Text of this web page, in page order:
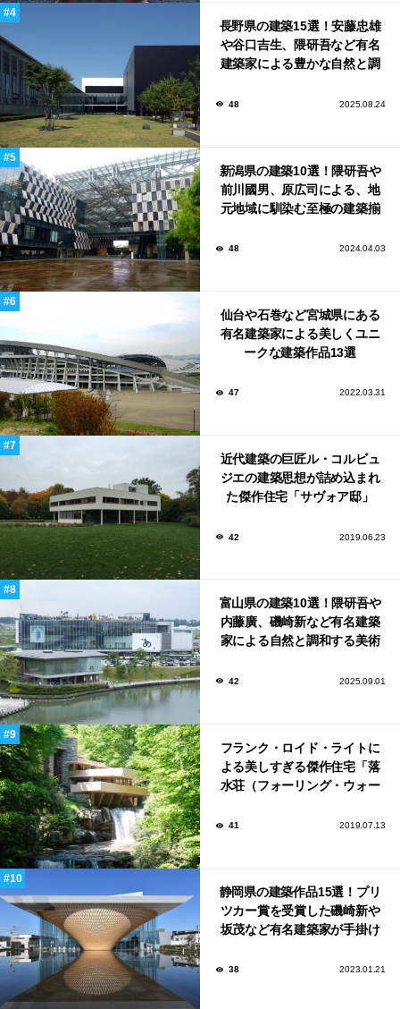
長野県の建築15選！安藤忠雄
や谷口吉生、隈研吾など有名
建築家による豊かな自然と調
48 2025.08.24
新潟県の建築10選！隈研吾や
前川國男、原広司による、地
元地域に馴染む至極の建築揃
48 2024.04.03
仙台や石巻など宮城県にある
有名建築家による美しくユニ
ークな建築作品13選
47 2022.03.31
近代建築の巨匠ル・コルビュ
ジエの建築思想が詰め込まれ
た傑作住宅「サヴォア邸」
42 2019.06.23
富山県の建築10選！隈研吾や
内藤廣、磯崎新など有名建築
家による自然と調和する美術
42 2025.09.01
フランク・ロイド・ライトに
よる美しすぎる傑作住宅「落
水荘（フォーリング・ウォー
41 2019.07.13
静岡県の建築作品15選！プリ
ツカー賞を受賞した磯崎新や
坂茂など有名建築家が手掛け
38 2023.01.21